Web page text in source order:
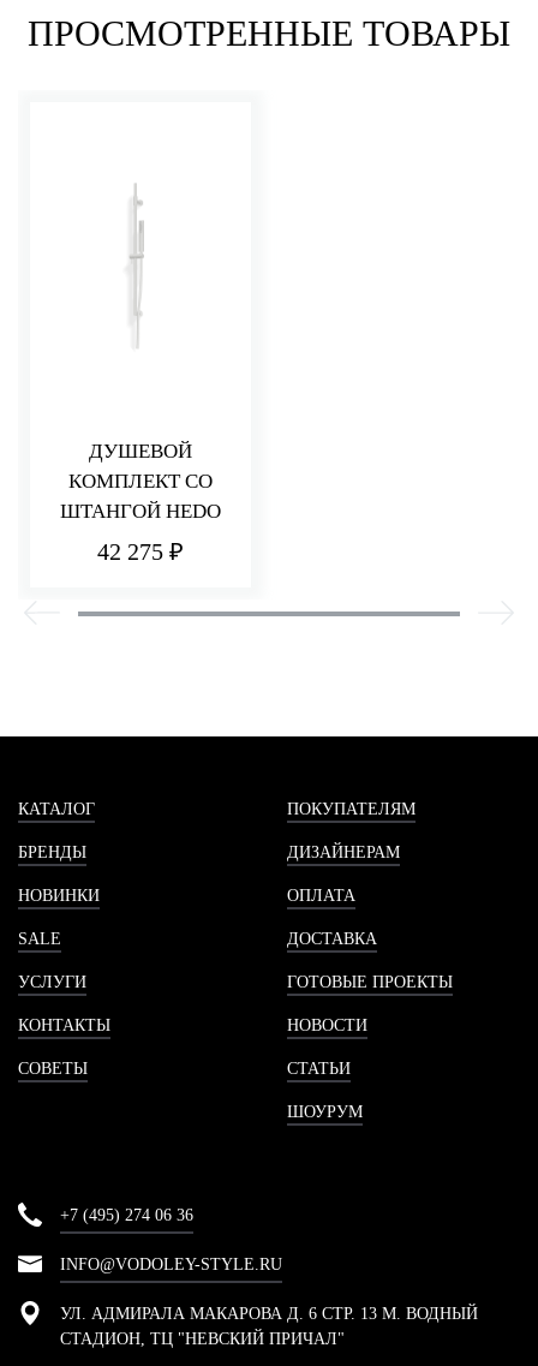
ПРОСМОТРЕННЫЕ ТОВАРЫ
ДУШЕВОЙ
КОМПЛЕКТ СО
ШТАНГОЙ HEDO
42 275 ₽
КАТАЛОГ
БРЕНДЫ
НОВИНКИ
SALE
УСЛУГИ
КОНТАКТЫ
СОВЕТЫ
ПОКУПАТЕЛЯМ
ДИЗАЙНЕРАМ
ОПЛАТА
ДОСТАВКА
ГОТОВЫЕ ПРОЕКТЫ
НОВОСТИ
СТАТЬИ
ШОУРУМ
+7 (495) 274 06 36
INFO@VODOLEY-STYLE.RU
УЛ. АДМИРАЛА МАКАРОВА Д. 6 СТР. 13 М. ВОДНЫЙ
СТАДИОН, ТЦ "НЕВСКИЙ ПРИЧАЛ"